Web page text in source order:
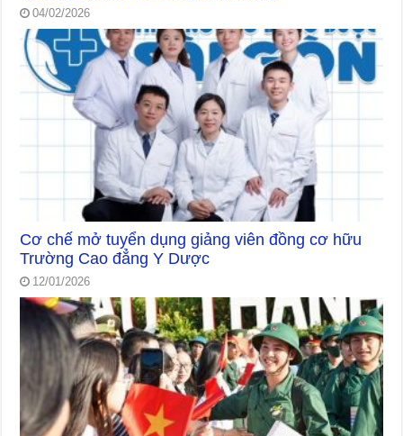
04/02/2026
Cơ chế mở tuyển dụng giảng viên đồng cơ hữu
Trường Cao đẳng Y Dược
12/01/2026